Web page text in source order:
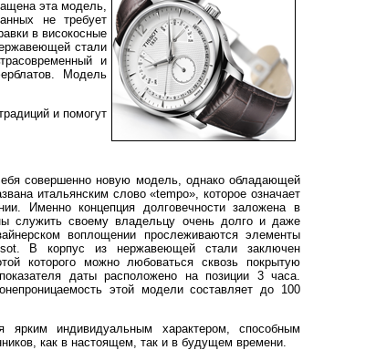
эта модель,
не требует
в високосные
стали
и
Модель
и помогут
совершенно новую модель, однако обладающей
итальянским слово «tempo», которое означает
Именно концепция долговечности заложена в
служить своему владельцу очень долго и даже
воплощении прослеживаются элементы
В корпус из нержавеющей стали заключен
которого можно любоваться сквозь покрытую
даты расположено на позиции 3 часа.
этой модели составляет до 100
индивидуальным характером, способным
как в настоящем, так и в будущем времени.